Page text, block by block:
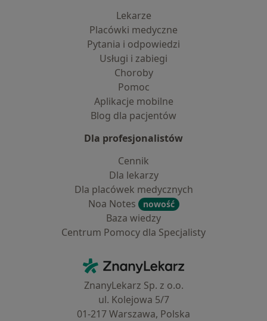
Lekarze
Placówki medyczne
Pytania i odpowiedzi
Usługi i zabiegi
Choroby
Pomoc
Aplikacje mobilne
Blog dla pacjentów
Dla profesjonalistów
Cennik
Dla lekarzy
Dla placówek medycznych
Noa Notes
nowość
Baza wiedzy
Centrum Pomocy dla Specjalisty
ZnanyLekarz - Strona główna
ZnanyLekarz Sp. z o.o.
ul. Kolejowa 5/7
01-217 Warszawa, Polska